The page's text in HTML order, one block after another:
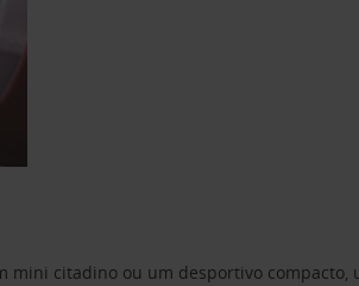
citadino ou um desportivo compacto,